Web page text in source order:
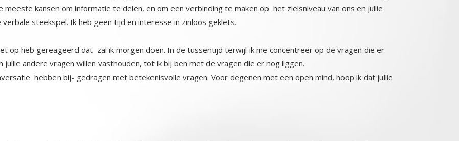
steekspel. Ik heb geen tijd en interesse in zinloos geklets.
op heb gereageerd dat zal ik morgen doen. In de tussentijd terwijl ik me concentreer op de vragen die er
andere vragen willen vasthouden, tot ik bij ben met de vragen die er nog liggen.
hebben bij- gedragen met betekenisvolle vragen. Voor degenen met een open mind, hoop ik dat jullie